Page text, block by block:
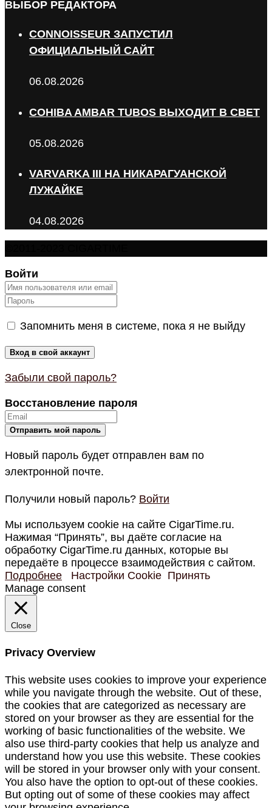
ВЫБОР РЕДАКТОРА
CONNOISSEUR ЗАПУСТИЛ
ОФИЦИАЛЬНЫЙ САЙТ
06.08.2026
COHIBA AMBAR TUBOS ВЫХОДИТ В СВЕТ
05.08.2026
VARVARKA III НА НИКАРАГУАНСКОЙ
ЛУЖАЙКЕ
04.08.2026
Войти
Запомнить меня в системе, пока я не выйду
Забыли свой пароль?
Восстановление пароля
Новый пароль будет отправлен вам по
электронной почте.
Получили новый пароль? Войти
Мы используем cookie на сайте CigarTime.ru.
Нажимая “Принять”, вы даёте согласие на
обработку CigarTime.ru данных, которые вы
передаёте в процессе взаимодействия с сайтом.
Подробнее
Настройки Cookie Принять
Manage consent
Close
Privacy Overview
This website uses cookies to improve your experience
while you navigate through the website. Out of these,
the cookies that are categorized as necessary are
stored on your browser as they are essential for the
working of basic functionalities of the website. We
also use third-party cookies that help us analyze and
understand how you use this website. These cookies
will be stored in your browser only with your consent.
You also have the option to opt-out of these cookies.
But opting out of some of these cookies may affect